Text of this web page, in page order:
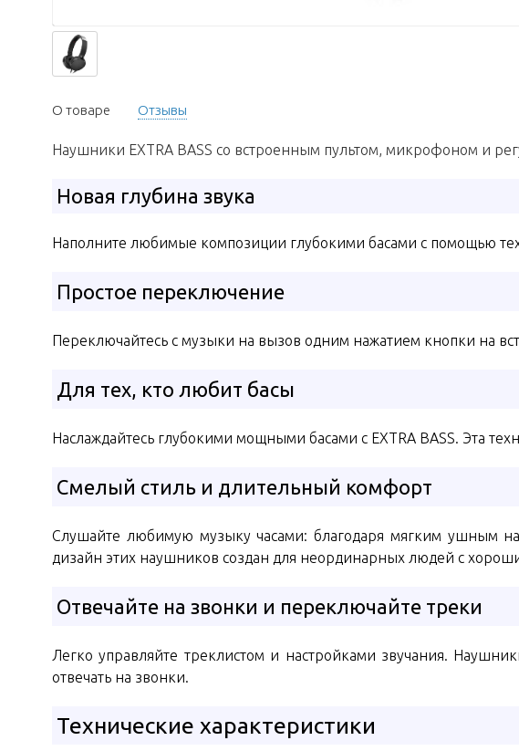
О товаре Отзывы
Наушники EXTRA BASS со встроенным пультом, микрофоном и
Новая глубина звука
Наполните любимые композиции глубокими басами с помощью
Простое переключение
Переключайтесь с музыки на вызов одним нажатием кнопки на
Для тех, кто любит басы
Наслаждайтесь глубокими мощными басами с EXTRA BASS. Эта
Смелый стиль и длительный комфорт
Слушайте любимую музыку часами: благодаря мягким ушным
дизайн этих наушников создан для неординарных людей с
Отвечайте на звонки и переключайте треки
Легко управляйте треклистом и настройками звучания.
отвечать на звонки.
Технические характеристики